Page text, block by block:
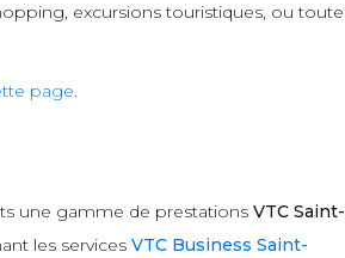
excursions touristiques, ou toute
page.
une gamme de prestations VTC Saint-
les services VTC Business Saint-